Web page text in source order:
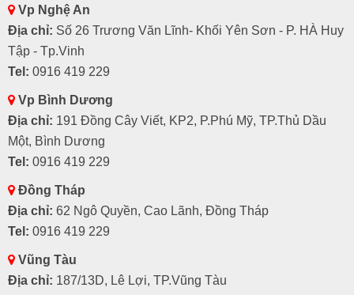
Vp Nghệ An
Địa chỉ: Số 26 Trương Văn Lĩnh- Khối Yên Sơn - P. HÀ Huy
Tập - Tp.Vinh
Tel: 0916 419 229
Vp Bình Dương
Địa chỉ: 191 Đồng Cây Viết, KP2, P.Phú Mỹ, TP.Thủ Dầu
Một, Bình Dương
Tel: 0916 419 229
Đồng Tháp
Địa chỉ: 62 Ngô Quyền, Cao Lãnh, Đồng Tháp
Tel: 0916 419 229
Vũng Tàu
Địa chỉ: 187/13D, Lê Lợi, TP.Vũng Tàu